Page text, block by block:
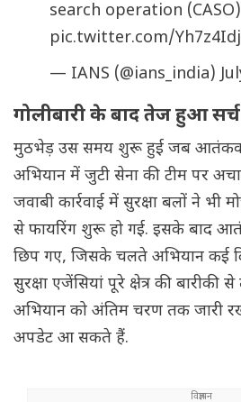
search operation
pic.twitter.com/
— IANS (@ians_india)
गोलीबारी के बाद तेज हुआ
मुठभेड़ उस समय शुरू हुई जब
अभियान में जुटी सेना की टीम पर
जवाबी कार्रवाई में सुरक्षा बलों ने भी
से फायरिंग शुरू हो गई. इसके बाद
छिप गए, जिसके चलते अभियान कई
सुरक्षा एजेंसियां पूरे क्षेत्र की बारीकी
अभियान को अंतिम चरण तक जारी
अपडेट आ सकते हैं.